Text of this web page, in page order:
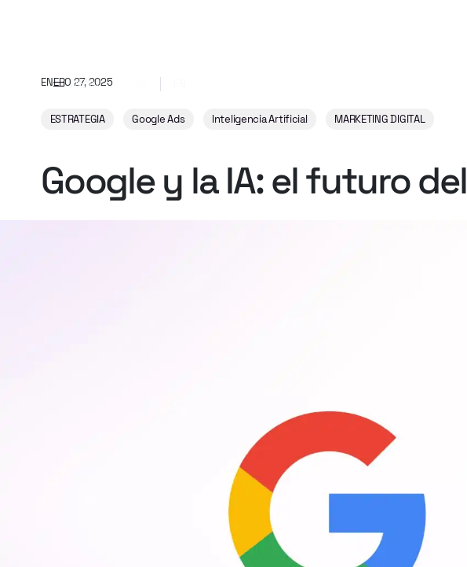
MENU
ENERO 27, 2025
ESTRATEGIA Google Ads Inteligencia Artificial MARKETING DIGITAL
Google y la IA:elfuturodel